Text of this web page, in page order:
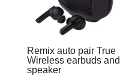
Remix auto pair True
Wireless earbuds and
speaker